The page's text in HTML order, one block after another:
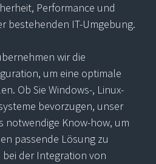
Performance und
bestehenden IT-Umgebung.
wir die
um eine optimale
Ob Sie Windows-, Linux-
bevorzugen, unser
notwendige Know-how, um
passende Lösung zu
der Integration von